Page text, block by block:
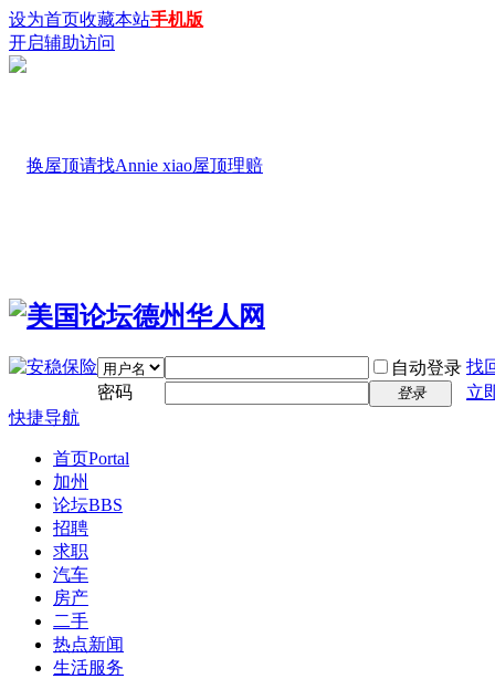
设为首页收藏本站手机版
开启辅助访问
自动登录 找
密码
登录
立
快捷导航
首页Portal
加州
论坛BBS
招聘
求职
汽车
房产
二手
热点新闻
生活服务